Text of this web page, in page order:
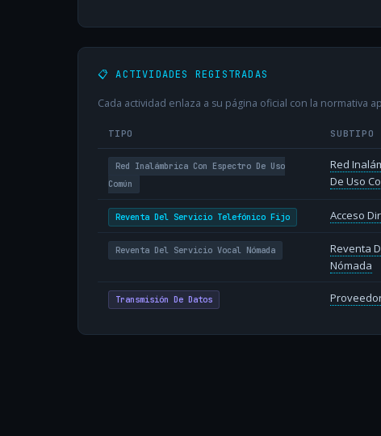
📋 ACTIVIDADES REGISTRADAS
Cada actividad enlaza a su página oficial con la normativa
TIPO SUBTIPO
Red Inalámbrica Con Espectro De Uso
Común
Red
De Uso
Reventa Del Servicio Telefónico Fijo Acceso
Reventa Del Servicio Vocal Nómada
Reventa
Nómada
Transmisión De Datos